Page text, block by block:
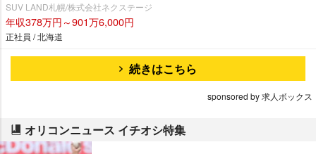
SUV LAND札幌/株式会社ネクステージ
年収378万円～901万6,000円
正社員 / 北海道
続きはこちら
sponsored by 求人ボックス
オリコンニュース イチオシ特集